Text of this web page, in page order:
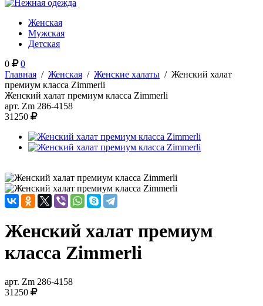
Женская
Мужская
Детская
0
0
Главная / Женская / Женские халаты / Женский халат
премиум класса Zimmerli
Женский халат премиум класса Zimmerli
арт. Zm 286-4158
31250
Женский халат премиум
класса Zimmerli
арт. Zm 286-4158
31250